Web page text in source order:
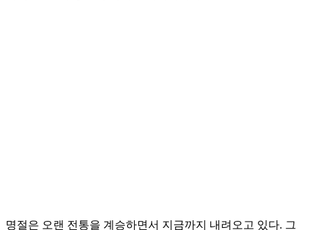
명절은 오랜 전통을 계승하면서 지금까지 내려오고 있다. 그